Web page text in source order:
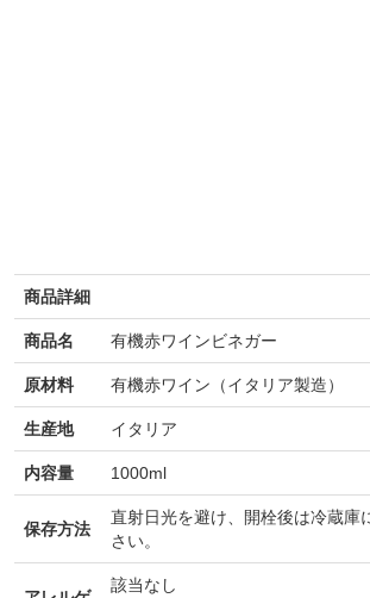
商品詳細
商品名 有機赤ワインビネガー
原材料 有機赤ワイン（イタリア製造）
生産地 イタリア
内容量 1000ml
保存方法
直射日光を避け、開栓後は冷蔵庫
さい。
該当なし